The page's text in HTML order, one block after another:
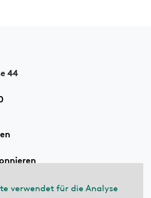
verwendet für die Analyse
44